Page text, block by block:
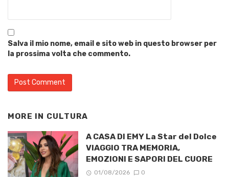
Salva il mio nome, email e sito web in questo browser per
la prossima volta che commento.
MORE IN CULTURA
A CASA DI EMY La Star del Dolce
VIAGGIO TRA MEMORIA,
EMOZIONI E SAPORI DEL CUORE
01/08/2026 0